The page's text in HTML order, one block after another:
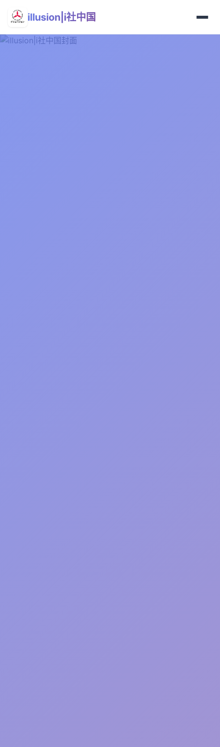
illusion|i社中国